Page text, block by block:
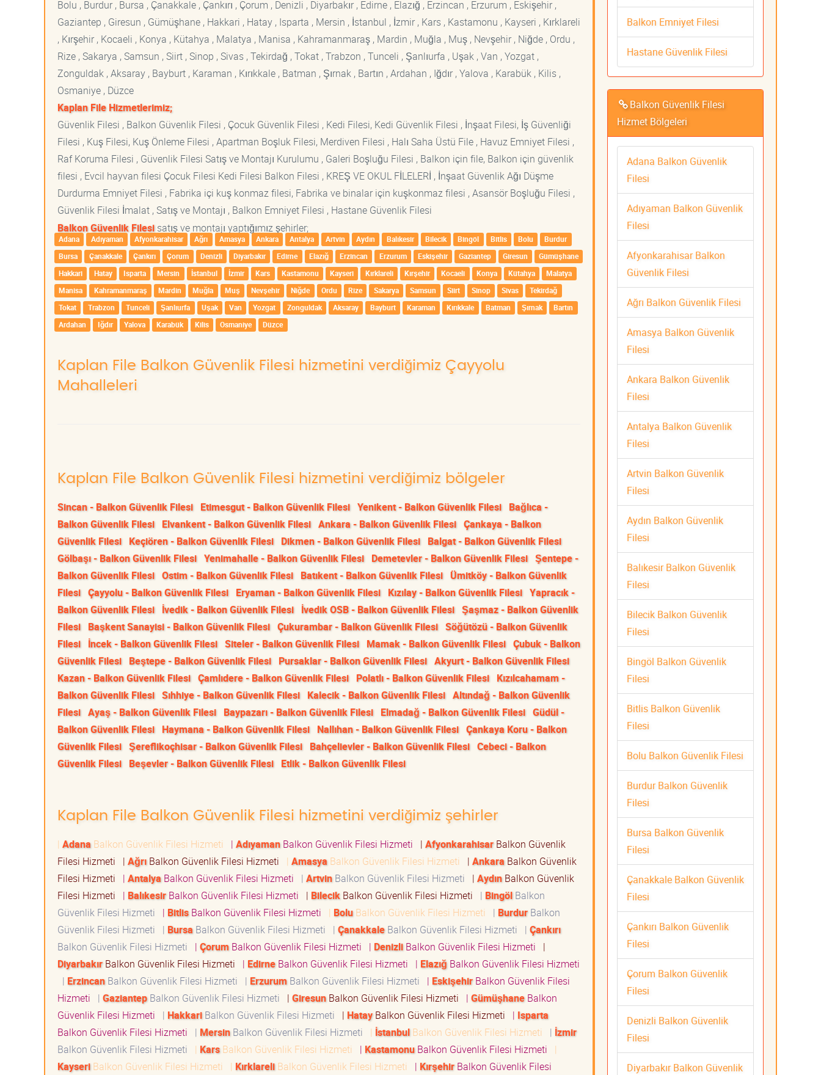
Bolu , Burdur , Bursa , Çanakkale , Çankırı , Çorum , Denizli , Diyarbakır , Edirne , Elazığ , Erzincan , Erzurum , Eskişehir ,
Gaziantep , Giresun , Gümüşhane , Hakkari , Hatay , Isparta , Mersin , İstanbul , İzmir , Kars , Kastamonu , Kayseri , Kırklareli
, Kırşehir , Kocaeli , Konya , Kütahya , Malatya , Manisa , Kahramanmaraş , Mardin , Muğla , Muş , Nevşehir , Niğde , Ordu ,
Rize , Sakarya , Samsun , Siirt , Sinop , Sivas , Tekirdağ , Tokat , Trabzon , Tunceli , Şanlıurfa , Uşak , Van , Yozgat ,
Zonguldak , Aksaray , Bayburt , Karaman , Kırıkkale , Batman , Şırnak , Bartın , Ardahan , Iğdır , Yalova , Karabük , Kilis ,
Osmaniye , Düzce
Kaplan File Hizmetlerimiz;
Güvenlik Filesi , Balkon Güvenlik Filesi , Çocuk Güvenlik Filesi , Kedi Filesi, Kedi Güvenlik Filesi , İnşaat Filesi, İş Güvenliği
Filesi , Kuş Filesi, Kuş Önleme Filesi , Apartman Boşluk Filesi, Merdiven Filesi , Halı Saha Üstü File , Havuz Emniyet Filesi ,
Raf Koruma Filesi , Güvenlik Filesi Satış ve Montajı Kurulumu , Galeri Boşluğu Filesi , Balkon için file, Balkon için güvenlik
filesi , Evcil hayvan filesi Çocuk Filesi Kedi Filesi Balkon Filesi , KREŞ VE OKUL FİLELERİ , İnşaat Güvenlik Ağı Düşme
Durdurma Emniyet Filesi , Fabrika içi kuş konmaz filesi, Fabrika ve binalar için kuşkonmaz filesi , Asansör Boşluğu Filesi ,
Güvenlik Filesi İmalat , Satış ve Montajı , Balkon Emniyet Filesi , Hastane Güvenlik Filesi
Balkon Güvenlik Filesisatış ve montajı yaptığımız şehirler;
Adana Adıyaman Afyonkarahisar Ağrı Amasya Ankara Antalya Artvin Aydın Balıkesir Bilecik Bingöl Bitlis Bolu
Burdur
Bursa
Çanakkale Çankırı Çorum Denizli Diyarbakır Edirne Elazığ Erzincan Erzurum Eskişehir Gaziantep Giresun
Gümüşhane
Hakkari
Hatay Isparta Mersin İstanbul İzmir Kars Kastamonu Kayseri Kırklareli Kırşehir Kocaeli Konya Kütahya
Malatya
Manisa
Kahramanmaraş Mardin Muğla Muş Nevşehir Niğde Ordu Rize Sakarya Samsun Siirt Sinop Sivas
Tekirdağ
Tokat
Trabzon Tunceli Şanlıurfa Uşak Van Yozgat Zonguldak Aksaray Bayburt Karaman Kırıkkale Batman Şırnak
Bartın
Ardahan
Iğdır Yalova Karabük Kilis Osmaniye Düzce
Kaplan File Balkon Güvenlik Filesi hizmetini verdiğimiz Çayyolu
Mahalleleri
Kaplan File Balkon Güvenlik Filesi hizmetini verdiğimiz bölgeler
Sincan - Balkon Güvenlik Filesi Etimesgut - Balkon Güvenlik Filesi Yenikent - Balkon Güvenlik Filesi Bağlıca -
Balkon Güvenlik Filesi Elvankent - Balkon Güvenlik Filesi Ankara - Balkon Güvenlik Filesi Çankaya - Balkon
Güvenlik Filesi Keçiören - Balkon Güvenlik Filesi Dikmen - Balkon Güvenlik Filesi Balgat - Balkon Güvenlik Filesi
Gölbaşı - Balkon Güvenlik Filesi Yenimahalle - Balkon Güvenlik Filesi Demetevler - Balkon Güvenlik Filesi Şentepe -
Balkon Güvenlik Filesi Ostim - Balkon Güvenlik Filesi Batıkent - Balkon Güvenlik Filesi Ümitköy - Balkon Güvenlik
Filesi Çayyolu - Balkon Güvenlik Filesi Eryaman - Balkon Güvenlik Filesi Kızılay - Balkon Güvenlik Filesi Yapracık -
Balkon Güvenlik Filesi İvedik - Balkon Güvenlik Filesi İvedik OSB - Balkon Güvenlik Filesi Şaşmaz - Balkon Güvenlik
Filesi Başkent Sanayisi - Balkon Güvenlik Filesi Çukurambar - Balkon Güvenlik Filesi Söğütözü - Balkon Güvenlik
Filesi İncek - Balkon Güvenlik Filesi Siteler - Balkon Güvenlik Filesi Mamak - Balkon Güvenlik Filesi Çubuk - Balkon
Güvenlik Filesi Beştepe - Balkon Güvenlik Filesi Pursaklar - Balkon Güvenlik Filesi Akyurt - Balkon Güvenlik Filesi
Kazan - Balkon Güvenlik Filesi Çamlıdere - Balkon Güvenlik Filesi Polatlı - Balkon Güvenlik Filesi Kızılcahamam -
Balkon Güvenlik Filesi Sıhhiye - Balkon Güvenlik Filesi Kalecik - Balkon Güvenlik Filesi Altındağ - Balkon Güvenlik
Filesi Ayaş - Balkon Güvenlik Filesi Baypazarı - Balkon Güvenlik Filesi Elmadağ - Balkon Güvenlik Filesi Güdül -
Balkon Güvenlik Filesi Haymana - Balkon Güvenlik Filesi Nallıhan - Balkon Güvenlik Filesi Çankaya Koru - Balkon
Güvenlik Filesi Şereflikoçhisar - Balkon Güvenlik Filesi Bahçelievler - Balkon Güvenlik Filesi Cebeci - Balkon
Güvenlik Filesi Beşevler - Balkon Güvenlik Filesi Etlik - Balkon Güvenlik Filesi
Kaplan File Balkon Güvenlik Filesi hizmetini verdiğimiz şehirler
| Adana Balkon Güvenlik Filesi Hizmeti | AdıyamanBalkon Güvenlik Filesi Hizmeti | Afyonkarahisar Balkon Güvenlik
Filesi Hizmeti
| AğrıBalkon Güvenlik Filesi Hizmeti | Amasya Balkon Güvenlik Filesi Hizmeti | Ankara Balkon Güvenlik
Filesi Hizmeti
| Antalya Balkon Güvenlik Filesi Hizmeti | ArtvinBalkon Güvenlik Filesi Hizmeti | AydınBalkon Güvenlik
Filesi Hizmeti
| Balıkesir Balkon Güvenlik Filesi Hizmeti | Bilecik Balkon Güvenlik Filesi Hizmeti | BingölBalkon
Güvenlik Filesi Hizmeti
| BitlisBalkon Güvenlik Filesi Hizmeti | BoluBalkon Güvenlik Filesi Hizmeti | Burdur Balkon
Güvenlik Filesi Hizmeti
| Bursa Balkon Güvenlik Filesi Hizmeti | ÇanakkaleBalkon Güvenlik Filesi Hizmeti | Çankırı
Balkon Güvenlik Filesi Hizmeti
| ÇorumBalkon Güvenlik Filesi Hizmeti | DenizliBalkon Güvenlik Filesi Hizmeti
|
Diyarbakır Balkon Güvenlik Filesi Hizmeti | EdirneBalkon Güvenlik Filesi Hizmeti | Elazığ Balkon Güvenlik Filesi Hizmeti
| ErzincanBalkon Güvenlik Filesi Hizmeti | ErzurumBalkon Güvenlik Filesi Hizmeti | Eskişehir Balkon Güvenlik Filesi
Hizmeti
| GaziantepBalkon Güvenlik Filesi Hizmeti | GiresunBalkon Güvenlik Filesi Hizmeti | GümüşhaneBalkon
Güvenlik Filesi Hizmeti
| HakkariBalkon Güvenlik Filesi Hizmeti | HatayBalkon Güvenlik Filesi Hizmeti | Isparta
Balkon Güvenlik Filesi Hizmeti
| MersinBalkon Güvenlik Filesi Hizmeti | İstanbulBalkon Güvenlik Filesi Hizmeti | İzmir
Balkon Güvenlik Filesi Hizmeti
| KarsBalkon Güvenlik Filesi Hizmeti | KastamonuBalkon Güvenlik Filesi Hizmeti
|
KayseriBalkon Güvenlik Filesi Hizmeti | KırklareliBalkon Güvenlik Filesi Hizmeti | Kırşehir Balkon Güvenlik Filesi
Balkon Emniyet Filesi
Hastane Güvenlik Filesi
Balkon Güvenlik Filesi
Hizmet Bölgeleri
Adana Balkon Güvenlik
Filesi
Adıyaman Balkon Güvenlik
Filesi
Afyonkarahisar Balkon
Güvenlik Filesi
Ağrı Balkon Güvenlik Filesi
Amasya Balkon Güvenlik
Filesi
Ankara Balkon Güvenlik
Filesi
Antalya Balkon Güvenlik
Filesi
Artvin Balkon Güvenlik
Filesi
Aydın Balkon Güvenlik
Filesi
Balıkesir Balkon Güvenlik
Filesi
Bilecik Balkon Güvenlik
Filesi
Bingöl Balkon Güvenlik
Filesi
Bitlis Balkon Güvenlik
Filesi
Bolu Balkon Güvenlik Filesi
Burdur Balkon Güvenlik
Filesi
Bursa Balkon Güvenlik
Filesi
Çanakkale Balkon Güvenlik
Filesi
Çankırı Balkon Güvenlik
Filesi
Çorum Balkon Güvenlik
Filesi
Denizli Balkon Güvenlik
Filesi
Diyarbakır Balkon Güvenlik